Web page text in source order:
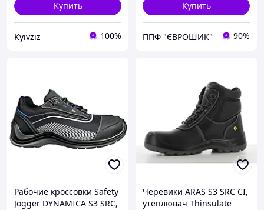
Купить
Kyivziz 100%
Купить
ППФ "ЄВРОШИК" 90%
Рабочие кроссовки Safety
Jogger DYNAMICA S3 SRC,
Черевики ARAS S3 SRC CI,
утеплювач Thinsulate